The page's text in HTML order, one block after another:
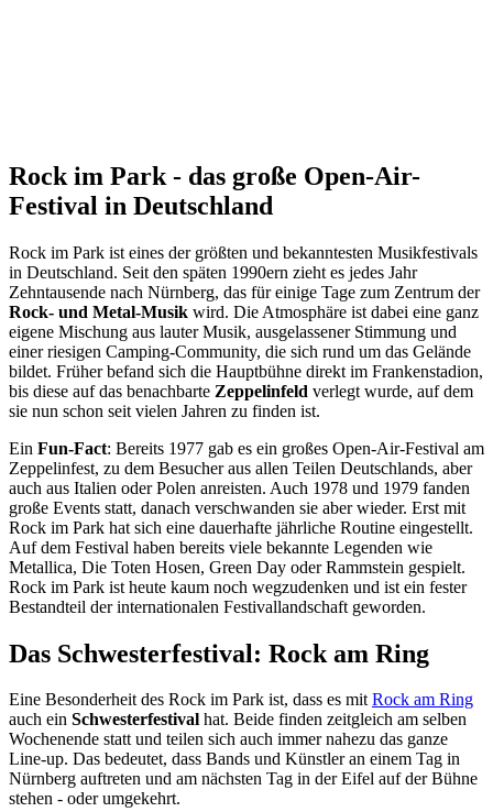
Rock im Park - das große Open-Air-
Festival in Deutschland
Rock im Park ist eines der größten und bekanntesten Musikfestivals
in Deutschland. Seit den späten 1990ern zieht es jedes Jahr
Zehntausende nach Nürnberg, das für einige Tage zum Zentrum der
Rock- und Metal-Musik wird. Die Atmosphäre ist dabei eine ganz
eigene Mischung aus lauter Musik, ausgelassener Stimmung und
einer riesigen Camping-Community, die sich rund um das Gelände
bildet. Früher befand sich die Hauptbühne direkt im Frankenstadion,
bis diese auf das benachbarte Zeppelinfeld verlegt wurde, auf dem
sie nun schon seit vielen Jahren zu finden ist.
Ein Fun-Fact: Bereits 1977 gab es ein großes Open-Air-Festival am
Zeppelinfest, zu dem Besucher aus allen Teilen Deutschlands, aber
auch aus Italien oder Polen anreisten. Auch 1978 und 1979 fanden
große Events statt, danach verschwanden sie aber wieder. Erst mit
Rock im Park hat sich eine dauerhafte jährliche Routine eingestellt.
Auf dem Festival haben bereits viele bekannte Legenden wie
Metallica, Die Toten Hosen, Green Day oder Rammstein gespielt.
Rock im Park ist heute kaum noch wegzudenken und ist ein fester
Bestandteil der internationalen Festivallandschaft geworden.
Das Schwesterfestival: Rock am Ring
Eine Besonderheit des Rock im Park ist, dass es mitRock am Ring
auch ein Schwesterfestival hat. Beide finden zeitgleich am selben
Wochenende statt und teilen sich auch immer nahezu das ganze
Line-up. Das bedeutet, dass Bands und Künstler an einem Tag in
Nürnberg auftreten und am nächsten Tag in der Eifel auf der Bühne
stehen - oder umgekehrt.